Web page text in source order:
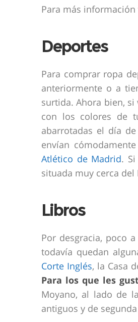
Para más
Deportes
Para comprar ropa
anteriormente o a
surtida. Ahora bien,
con los colores de
abarrotadas el día
envían
Atlético de Madrid.
situada muy cerca
Libros
Por desgracia, poco
todavía quedan
Corte Inglés, la Casa
Para los que les
Moyano, al lado de
antiguos y de